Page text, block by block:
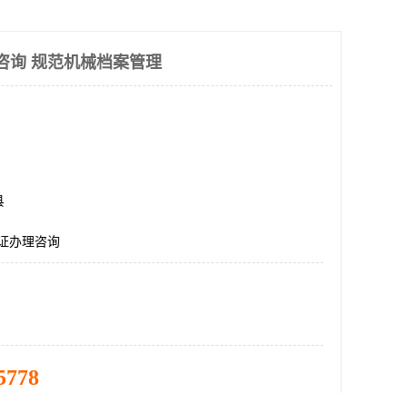
询 规范机械档案管理
办理咨询